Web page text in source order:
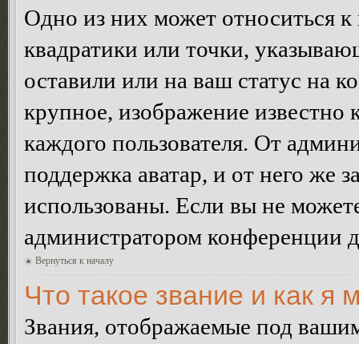
Одно из них может относиться
квадратики или точки,
оставили или на ваш статус на
крупное, изображение известно
каждого пользователя. От
поддержка аватар, и от него же
использованы. Если вы не
администратором конференции
Вернуться к началу
Что такое звание и как я
Звания, отображаемые под